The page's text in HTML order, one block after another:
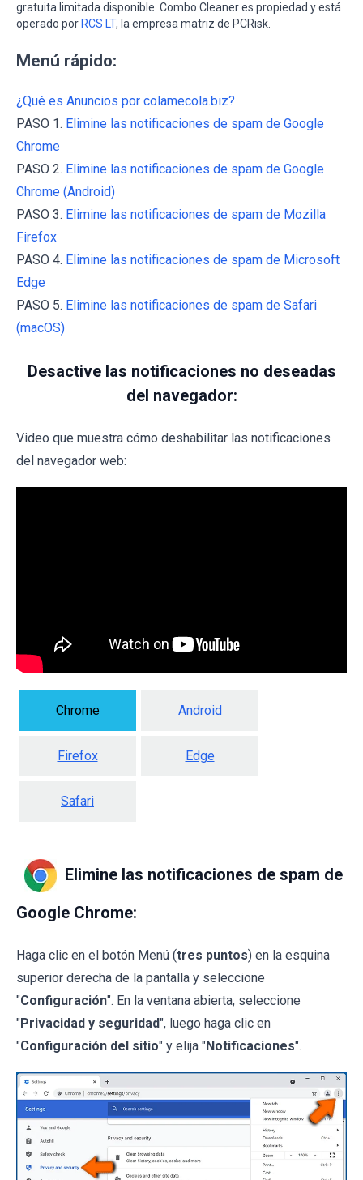
gratuita limitada disponible. Combo Cleaner es propiedad y está
operado por RCS LT, la empresa matriz de PCRisk.
Menú rápido:
¿Qué es Anuncios por colamecola.biz?
PASO 1. Elimine las notificaciones de spam de Google
Chrome
PASO 2. Elimine las notificaciones de spam de Google
Chrome (Android)
PASO 3. Elimine las notificaciones de spam de Mozilla
Firefox
PASO 4. Elimine las notificaciones de spam de Microsoft
Edge
PASO 5. Elimine las notificaciones de spam de Safari
(macOS)
Desactive las notificaciones no deseadas
del navegador:
Video que muestra cómo deshabilitar las notificaciones
del navegador web:
Chrome Android
Firefox Edge
Safari
Elimine las notificaciones de spam de
Google Chrome:
Haga clic en el botón Menú (tres puntos) en la esquina
superior derecha de la pantalla y seleccione
"Configuración". En la ventana abierta, seleccione
"Privacidad y seguridad", luego haga clic en
"Configuración del sitio" y elija "Notificaciones".